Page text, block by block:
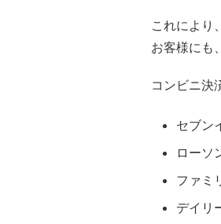
これにより
お客様にも
コンビニ決
セブン
ローソ
ファミ
デイリ